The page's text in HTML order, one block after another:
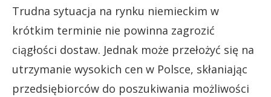
Trudna sytuacja na rynku niemieckim w
krótkim terminie nie powinna zagrozić
ciągłości dostaw. Jednak może przełożyć się na
utrzymanie wysokich cen w Polsce, skłaniając
przedsiębiorców do poszukiwania możliwości